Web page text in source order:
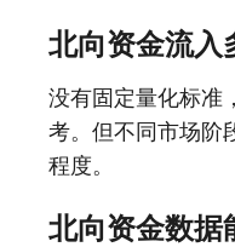
北向资金流入
没有固定量化标准
考。但不同市场阶
程度。
北向资金数据